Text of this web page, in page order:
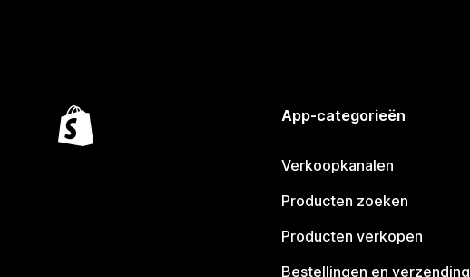
App-categorieën
Verkoopkanalen
Producten zoeken
Producten verkopen
Bestellingen en verzending